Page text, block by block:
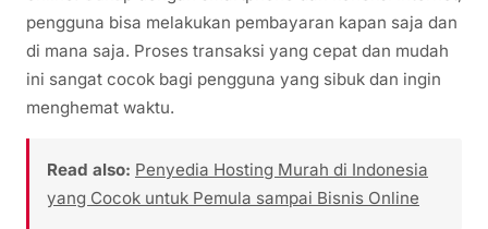
pengguna bisa melakukan pembayaran kapan saja dan
di mana saja. Proses transaksi yang cepat dan mudah
ini sangat cocok bagi pengguna yang sibuk dan ingin
menghemat waktu.
Read also: Penyedia Hosting Murah di Indonesia
yang Cocok untuk Pemula sampai Bisnis Online